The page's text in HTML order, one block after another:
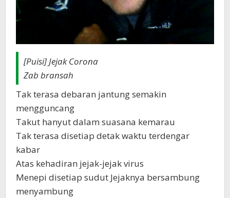
[Puisi] Jejak Corona
Zab bransah
Tak terasa debaran jantung semakin
mengguncang
Takut hanyut dalam suasana kemarau
Tak terasa disetiap detak waktu terdengar
kabar
Atas kehadiran jejak-jejak virus
Menepi disetiap sudut Jejaknya bersambung
menyambung